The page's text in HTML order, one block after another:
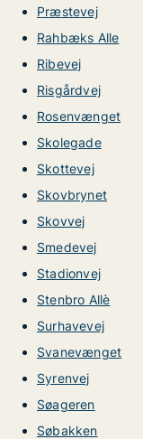
Præstevej
Rahbæks Alle
Ribevej
Risgårdvej
Rosenvænget
Skolegade
Skottevej
Skovbrynet
Skovvej
Smedevej
Stadionvej
Stenbro Allè
Surhavevej
Svanevænget
Syrenvej
Søageren
Søbakken